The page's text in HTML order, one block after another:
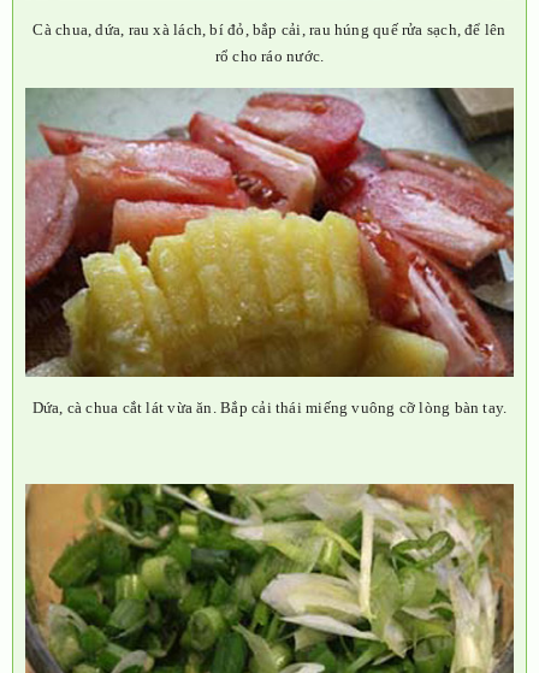
Cà chua, dứa, rau xà lách, bí đỏ, bắp cải, rau húng quế rửa sạch, để lên
rổ cho ráo nước.
Dứa, cà chua cắt lát vừa ăn. Bắp cải thái miếng vuông cỡ lòng bàn tay.